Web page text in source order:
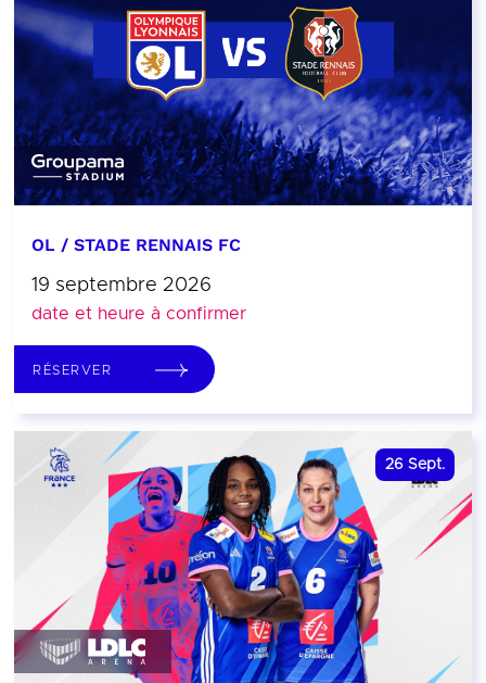
OL / STADE RENNAIS FC
19 septembre 2026
date et heure à confirmer
RÉSERVER
26 Sept.